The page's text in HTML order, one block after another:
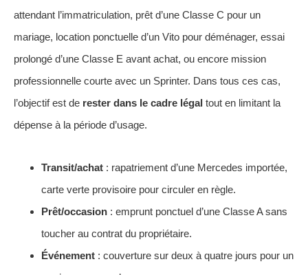
attendant l’immatriculation, prêt d’une Classe C pour un
mariage, location ponctuelle d’un Vito pour déménager, essai
prolongé d’une Classe E avant achat, ou encore mission
professionnelle courte avec un Sprinter. Dans tous ces cas,
l’objectif est de rester dans le cadre légal tout en limitant la
dépense à la période d’usage.
Transit/achat : rapatriement d’une Mercedes importée,
carte verte provisoire pour circuler en règle.
Prêt/occasion : emprunt ponctuel d’une Classe A sans
toucher au contrat du propriétaire.
Événement : couverture sur deux à quatre jours pour un